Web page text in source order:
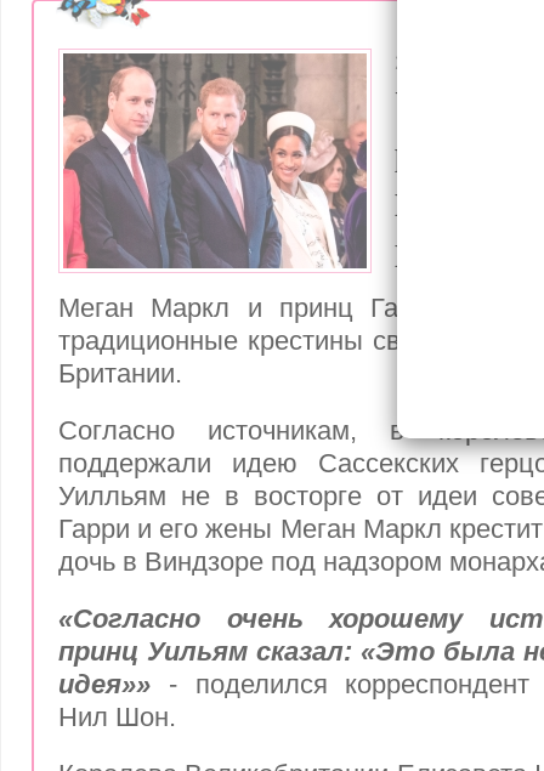
29 Septembrie
Уилльям
решении
Меган
Меган Маркл и принц Гарри
традиционные крестины своей
Британии.
Согласно источникам, в
поддержали идею Сассекских
Уилльям не в восторге от идеи
Гарри и его жены Меган Маркл
дочь в Виндзоре под надзором
«Согласно очень хорошему
принц Уильям сказал: «Это была
идея»» - поделился
Нил Шон.